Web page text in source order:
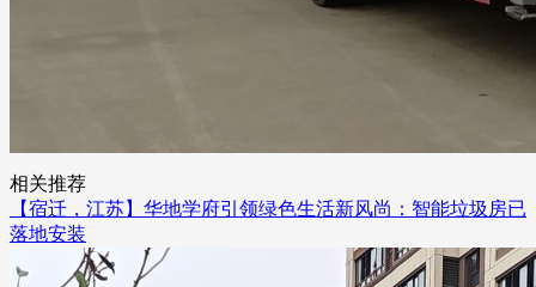
相关推荐
【宿迁，江苏】华地学府引领绿色生活新风尚：智能垃圾房已
落地安装